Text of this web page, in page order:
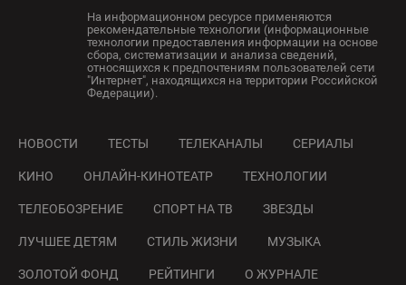
На информационном ресурсе применяются
рекомендательные технологии (информационные
технологии предоставления информации на основе
сбора, систематизации и анализа сведений,
относящихся к предпочтениям пользователей сети
"Интернет", находящихся на территории Российской
Федерации).
НОВОСТИ ТЕСТЫ ТЕЛЕКАНАЛЫ СЕРИАЛЫ
КИНО ОНЛАЙН-КИНОТЕАТР ТЕХНОЛОГИИ
ТЕЛЕОБОЗРЕНИЕ СПОРТ НА ТВ ЗВЕЗДЫ
ЛУЧШЕЕ ДЕТЯМ СТИЛЬ ЖИЗНИ МУЗЫКА
ЗОЛОТОЙ ФОНД РЕЙТИНГИ О ЖУРНАЛЕ